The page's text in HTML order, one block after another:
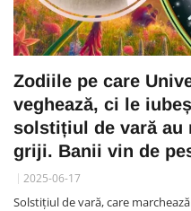
Zodiile pe care
veghează, ci le
solstițiul de vară au
griji. Banii vin de
2025-06-17
Solstițiul de vară, care